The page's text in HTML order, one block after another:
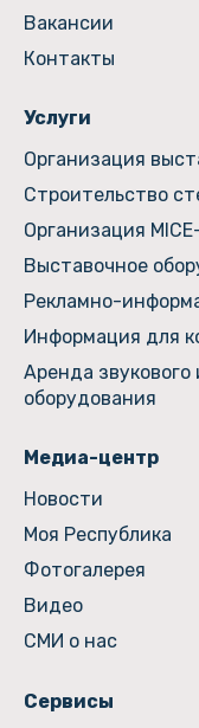
Вакансии
Контакты
Услуги
Организация
Строительство
Организация
Выставочное
Рекламно-
Информация для
Аренда
оборудования
Медиа-центр
Новости
Моя Республика
Фотогалерея
Видео
СМИ о нас
Сервисы